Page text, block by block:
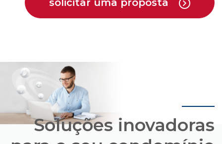
para o seu condomínio
Conheça os pacotes de soluções que a Cipa
oferece em parceria com empresas que estão